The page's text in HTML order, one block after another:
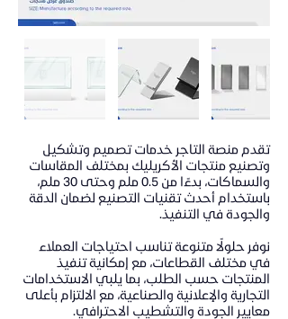
تقدم منصة التاجر خدمات تصميم وتشكيل
وتصنيع منتجات الأكريليك بمختلف المقاسات
والسماكات، بدءًا من 0.5 ملم وحتى 30 ملم،
باستخدام أحدث تقنيات التصنيع لضمان الدقة
والجودة في التنفيذ.
نوفر حلولًا متنوعة تناسب احتياجات العملاء
في مختلف القطاعات، مع إمكانية تنفيذ
المنتجات حسب الطلب، بما يلبي الاستخدامات
التجارية والإعلانية والصناعية، مع الالتزام بأعلى
معايير الجودة والتشطيب الاحترافي.